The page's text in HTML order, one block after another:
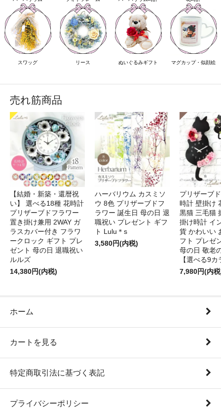
スワッグ リース ぬいぐるみギフト マグカップ・似顔絵
売れ筋商品
【結婚・新築・還暦祝
い】 選べる18種 花時計
プリザーブドフラワー
置き掛け兼用 2WAY ガ
ラスカバー付き フラワ
ークロック ギフト プレ
ゼント 母の日 退職祝い
ルルズ
14,380円(内税)
ハーバリウム カスミソ
ウ 8色 プリザーブドフ
ラワー 誕生日 母の日 退
職祝い プレゼント ギフ
ト Lulu＊s
3,580円(内税)
プリザーブ
時計 壁掛け
黒猫 三毛猫
掛け時計 イ
貨 かわいい
フト プレゼ
母の日 敬老
【選べる9カ
7,980円(内
ホーム
カートを見る
特定商取引法に基づく表記
プライバシーポリシー